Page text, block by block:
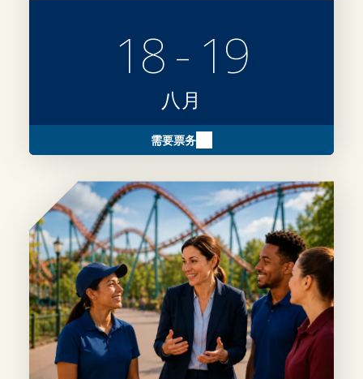
18 - 19
八月
需要票务